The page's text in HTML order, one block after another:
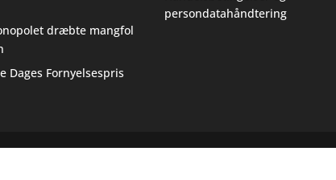
dræbte mangfol
Dages Fornyelsespris
persondatahåndtering